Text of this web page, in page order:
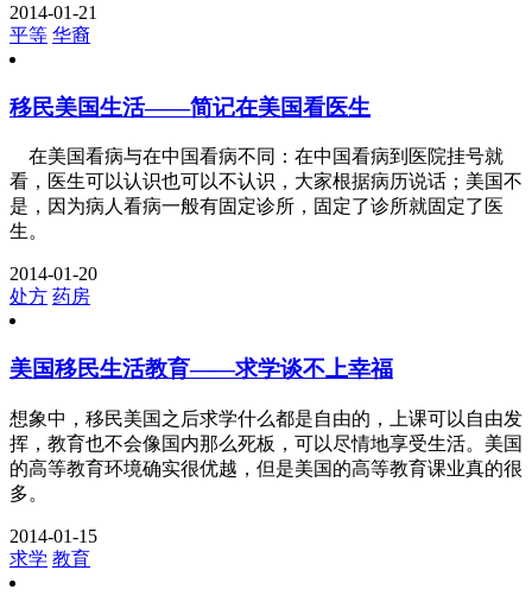
2014-01-21
平等 华裔
移民美国生活——简记在美国看医生
在美国看病与在中国看病不同：在中国看病到医院挂号就
看，医生可以认识也可以不认识，大家根据病历说话；美国不
是，因为病人看病一般有固定诊所，固定了诊所就固定了医
生。
2014-01-20
处方 药房
美国移民生活教育——求学谈不上幸福
想象中，移民美国之后求学什么都是自由的，上课可以自由发
挥，教育也不会像国内那么死板，可以尽情地享受生活。美国
的高等教育环境确实很优越，但是美国的高等教育课业真的很
多。
2014-01-15
求学 教育